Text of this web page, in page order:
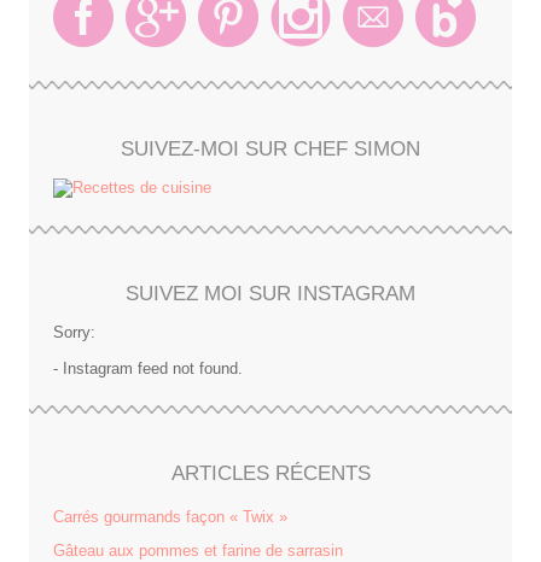
SUIVEZ-MOI SUR CHEF SIMON
SUIVEZ MOI SUR INSTAGRAM
Sorry:
- Instagram feed not found.
ARTICLES RÉCENTS
Carrés gourmands façon « Twix »
Gâteau aux pommes et farine de sarrasin